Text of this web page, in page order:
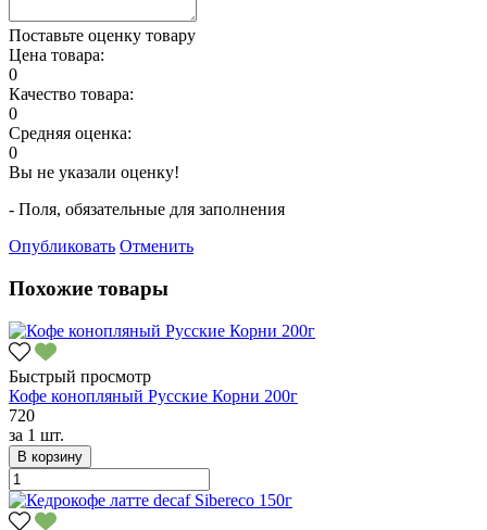
Поставьте оценку товару
Цена товара:
0
Качество товара:
0
Средняя оценка:
0
Вы не указали оценку!
- Поля, обязательные для заполнения
Опубликовать Отменить
Похожие товары
Быстрый просмотр
Кофе конопляный Русские Корни 200г
720
за 1 шт.
В корзину